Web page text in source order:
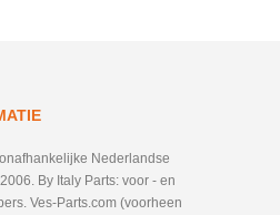
Nederlandse
By Italy Parts: voor - en
Ves-Parts.com (voorheen